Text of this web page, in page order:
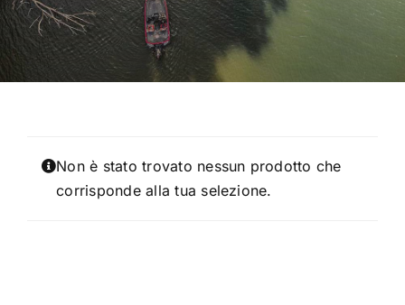
TROUT AREA
SALTWATER
Non è stato trovato nessun prodotto che
corrisponde alla tua selezione.